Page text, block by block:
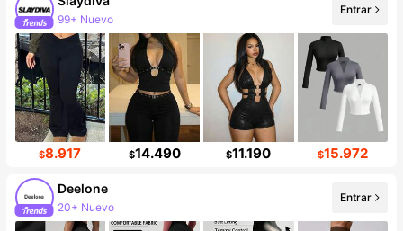
99+ Nuevo
Incremento de seguidores de 13%
Entrar
$8.917 $14.490 $11.190 $15.972
Deelone
20+ Nuevo
Incremento de seguidores de 45%
Entrar